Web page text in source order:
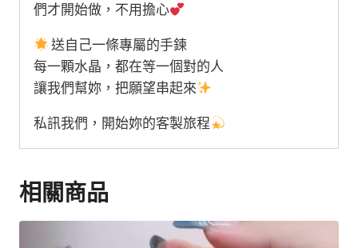
們才開始做，不用擔心
送自己一條專屬的手鍊
每一顆水晶，都在等一個對的人
讓我們幫妳，把願望串起來
私訊我們，開始妳的客製旅程
相關商品